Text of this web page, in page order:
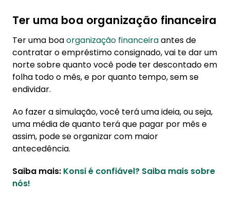
Ter uma boa organização financeira
Ter uma boaorganização financeiraantes de
contratar o empréstimo consignado, vai te dar um
norte sobre quanto você pode ter descontado em
folha todo o mês, e por quanto tempo, sem se
endividar.
Ao fazer a simulação, você terá uma ideia, ou seja,
uma média de quanto terá que pagar por mês e
assim, pode se organizar com maior
antecedência.
Saiba mais: Konsi é confiável? Saiba mais sobre
nós!